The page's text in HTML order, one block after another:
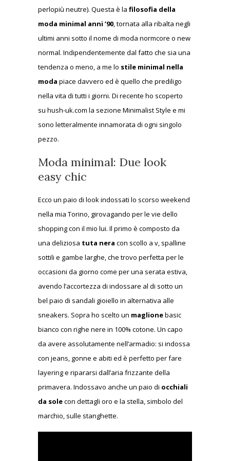
perlopiù neutre). Questa è la filosofia della
moda minimal anni ’90, tornata alla ribalta negli
ultimi anni sotto il nome di moda normcore o new
normal. Indipendentemente dal fatto che sia una
tendenza o meno, a me lo stile minimal nella
moda piace davvero ed è quello che prediligo
nella vita di tutti i giorni. Di recente ho scoperto
su hush-uk.com la sezione Minimalist Style e mi
sono letteralmente innamorata di ogni singolo
pezzo.
Moda minimal: Due look
easy chic
Ecco un paio di look indossati lo scorso weekend
nella mia Torino, girovagando per le vie dello
shopping con il mio lui. Il primo è composto da
una deliziosa tuta nera con scollo a v, spalline
sottili e gambe larghe, che trovo perfetta per le
occasioni da giorno come per una serata estiva,
avendo l’accortezza di indossare al di sotto un
bel paio di sandali gioiello in alternativa alle
sneakers. Sopra ho scelto un maglionebasic
bianco con righe nere in 100% cotone. Un capo
da avere assolutamente nell’armadio: si indossa
con jeans, gonne e abiti ed è perfetto per fare
layering e ripararsi dall’aria frizzante della
primavera. Indossavo anche un paio di occhiali
da solecon dettagli oro e la stella, simbolo del
marchio, sulle stanghette.